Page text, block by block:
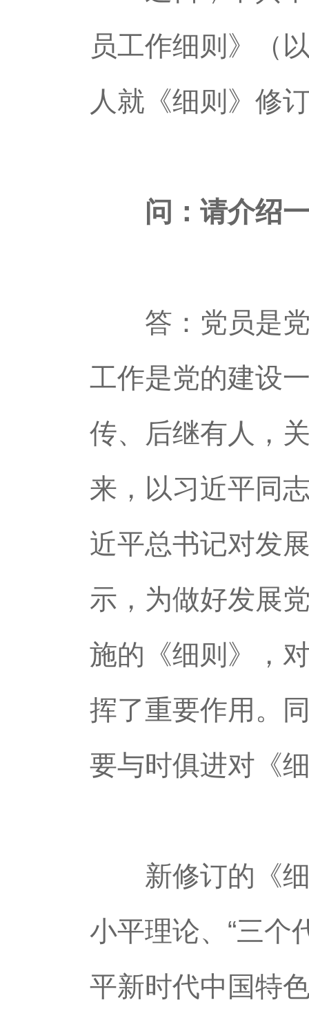
员工作细则》（
人就《细则》修
问：请介绍
答：党员是党
工作是党的建设
传、后继有人，
来，以习近平同
近平总书记对发
示，为做好发展
施的《细则》，
挥了重要作用。
要与时俱进对《
新修订的《细
小平理论、“三个
平新时代中国特